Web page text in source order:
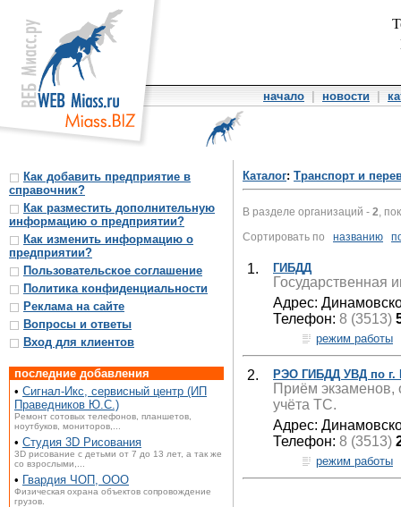
начало новости
Как добавить предприятие в
справочник?
Как разместить дополнительную
информацию о предприятии?
Как изменить информацию о
предприятии?
Пользовательское соглашение
Политика конфиденциальности
Реклама на сайте
Вопросы и ответы
Вход для клиентов
последние добавления
• Сигнал-Икс, сервисный центр (ИП
Праведников Ю.С.)
Ремонт сотовых телефонов, планшетов,
ноутбуков, мониторов,...
• Студия 3D Рисования
3D рисование с детьми от 7 до 13 лет, а так же
со взрослыми,...
• Гвардия ЧОП, ООО
Физическая охрана объектов сопровождение
грузов.
Каталог: Транспорт и
В разделе организаций - 2 ,
Сортировать по названию
1. ГИБДД
Государственная
Адрес:
Телефон: 8 (3513)
режим работы
2. РЭО ГИБДД УВД по г.
Приём экзаменов,
учёта ТС.
Адрес:
Телефон: 8 (3513)
режим работы